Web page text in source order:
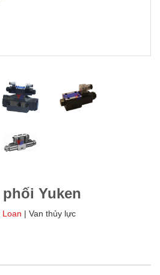
Yuken
Loan | Van thủy lực